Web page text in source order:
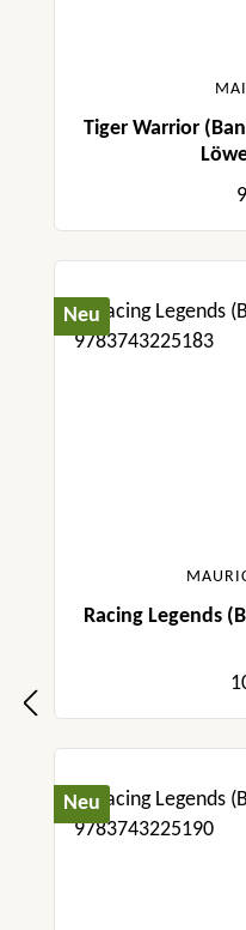
Tiger Warrior
Neu
Racing Legends
Neu